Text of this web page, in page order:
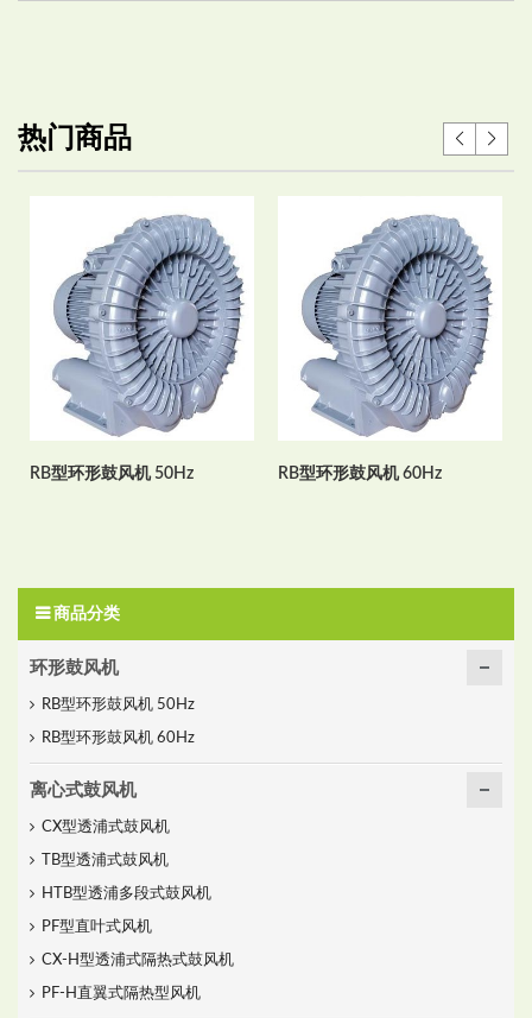
热门商品
RB型环形鼓风机 50Hz RB型环形鼓风机 60Hz
商品分类
环形鼓风机
RB型环形鼓风机 50Hz
RB型环形鼓风机 60Hz
离心式鼓风机
CX型透浦式鼓风机
TB型透浦式鼓风机
HTB型透浦多段式鼓风机
PF型直叶式风机
CX-H型透浦式隔热式鼓风机
PF-H直翼式隔热型风机